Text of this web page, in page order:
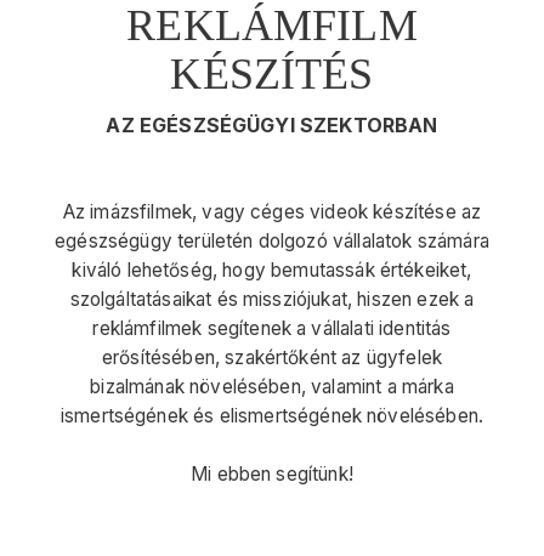
REKLÁMFILM
KÉSZÍTÉS
AZ EGÉSZSÉGÜGYI SZEKTORBAN
Az imázsfilmek, vagy céges videok készítése az
egészségügy területén dolgozó vállalatok számára
kiváló lehetőség, hogy bemutassák értékeiket,
szolgáltatásaikat és missziójukat, hiszen ezek a
reklámfilmek segítenek a vállalati identitás
erősítésében, szakértőként az ügyfelek
bizalmának növelésében, valamint a márka
ismertségének és elismertségének növelésében.
Mi ebben segítünk!